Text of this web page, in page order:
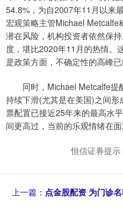
54.8%，为自2007年11月以来
宏观策略主管Michael Metcalfe
潜在风险，机构投资者依然保
度，堪比2020年11月的热情。
是政策方面，不确定性的高峰已
同时，Michael Metcalfe提
持续下滑(尤其是在美国)之间
票配置已接近25年来的最高水
间更高过，当前的乐观情绪在面
恒信证券提示
上一篇： 点金股配资 为门诊